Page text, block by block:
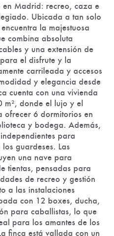
en Madrid: recreo, caza e
Ubicada a tan solo
la majestuosa
combina absoluta
y una extensión de
el disfrute y la
carrileada y accesos
y elegancia desde
cuenta con una vivienda
m², donde el lujo y el
ofrecer 6 dormitorios en
y bodega. Además,
para
guardeses. Las
una nave para
tientas, pensadas para
de recreo y gestión
a las instalaciones
con 12 boxes, ducha,
para caballistas, lo que
para los amantes de los
finca está vallada con un